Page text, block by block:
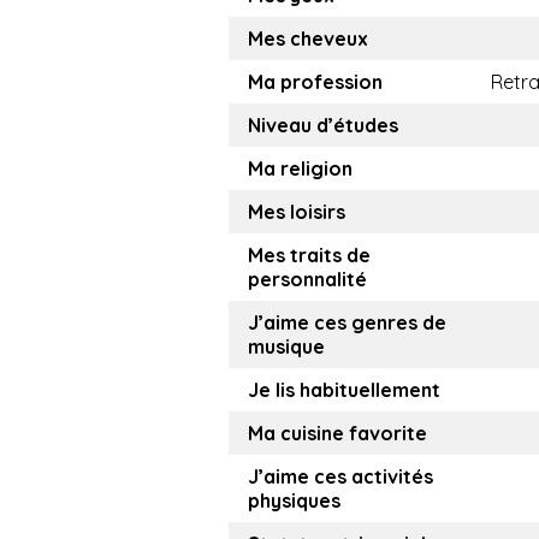
Mes cheveux
Ma profession
Niveau d’études
Ma religion
Mes loisirs
Mes traits de
personnalité
J’aime ces genres de
musique
Je lis habituellement
Ma cuisine favorite
J’aime ces activités
physiques